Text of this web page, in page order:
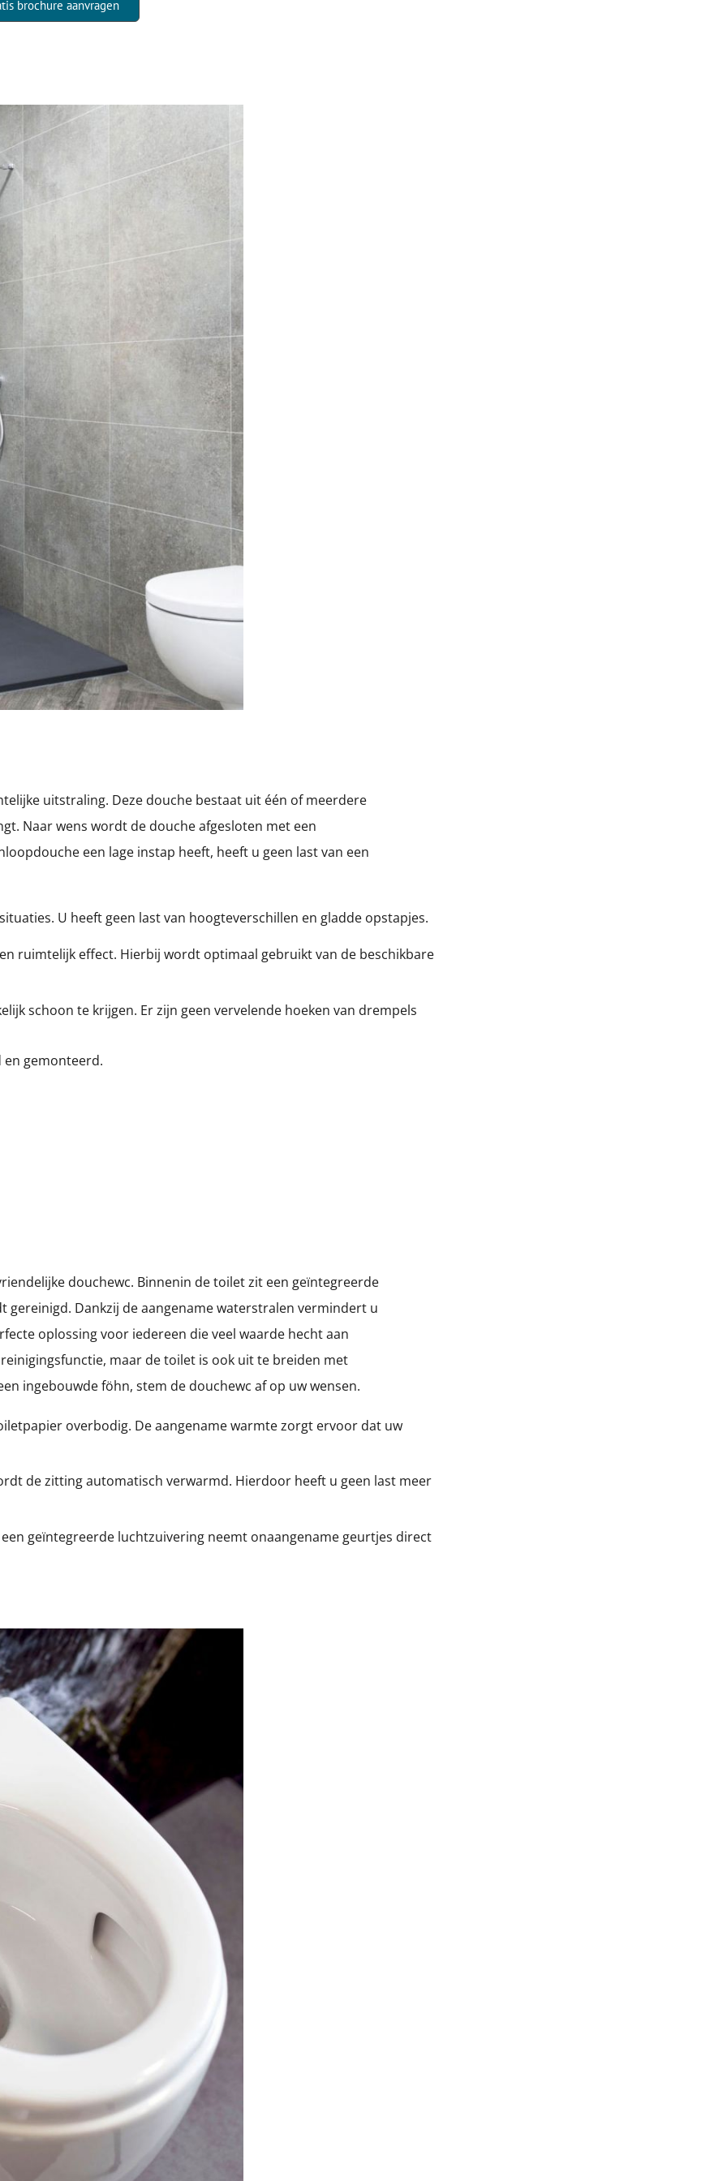
brochure aanvragen
uitstraling. Deze douche bestaat uit één of meerdere
Naar wens wordt de douche afgesloten met een
een lage instap heeft, heeft u geen last van een
U heeft geen last van hoogteverschillen en gladde opstapjes.
ruimtelijk effect. Hierbij wordt optimaal gebruikt van de beschikbare
schoon te krijgen. Er zijn geen vervelende hoeken van drempels
gemonteerd.
douchewc. Binnenin de toilet zit een geïntegreerde
Dankzij de aangename waterstralen vermindert u
oplossing voor iedereen die veel waarde hecht aan
maar de toilet is ook uit te breiden met
ingebouwde föhn, stem de douchewc af op uw wensen.
overbodig. De aangename warmte zorgt ervoor dat uw
de zitting automatisch verwarmd. Hierdoor heeft u geen last meer
geïntegreerde luchtzuivering neemt onaangename geurtjes direct